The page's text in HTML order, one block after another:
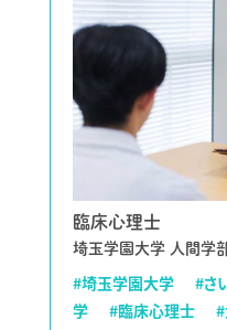
臨床心理士
埼玉学園大学 人間学
#埼玉学園大学 #さ
学
#臨床心理士